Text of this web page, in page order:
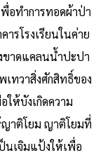
ทำการทอดผ้าป่า
รโรงเรียนในค่าย
ขาดแคลนน้ำปะปา
เทวาสิ่งศักสิทธิ์ของ
ห้บังเกิดความ
ญาติโยม ญาติโยมที่
นเจิมแป้งให้เพื่อ